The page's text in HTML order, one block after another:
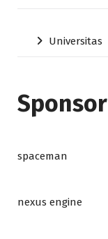
Universitas
Sponsor
spaceman
nexus engine